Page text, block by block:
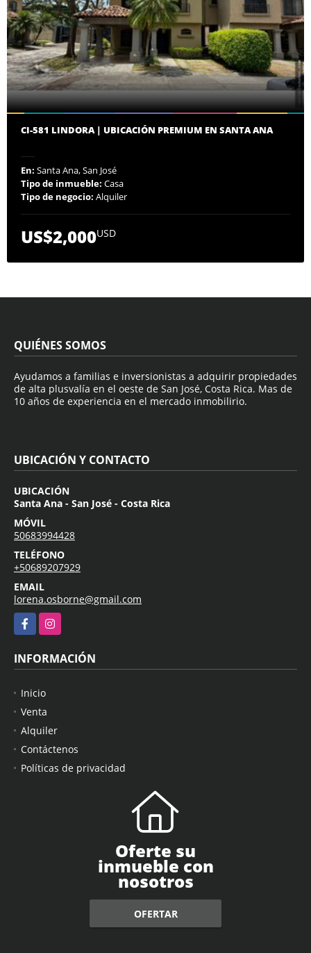
CI-581 LINDORA | UBICACIÓN PREMIUM EN SANTA ANA
En: Santa Ana, San José
Tipo de inmueble: Casa
Tipo de negocio: Alquiler
US$2,000USD
QUIÉNES SOMOS
Ayudamos a familias e inversionistas a adquirir propiedades
de alta plusvalía en el oeste de San José, Costa Rica. Mas de
10 años de experiencia en el mercado inmobilirio.
UBICACIÓN Y CONTACTO
UBICACIÓN
Santa Ana - San José - Costa Rica
MÓVIL
50683994428
TELÉFONO
+50689207929
EMAIL
lorena.osborne@gmail.com
FacebookInstagram
INFORMACIÓN
Inicio
Venta
Alquiler
Contáctenos
Políticas de privacidad
Oferte su
inmueble con
nosotros
OFERTAR